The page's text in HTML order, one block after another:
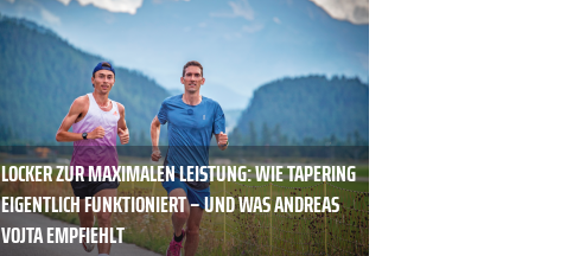
LOCKER ZUR MAXI­MALEN LEISTUNG: WIE TAPERING
EIGENTLICH FUNKTIONIERT – UND WAS ANDREAS
VOJTA EMPFIEHLT